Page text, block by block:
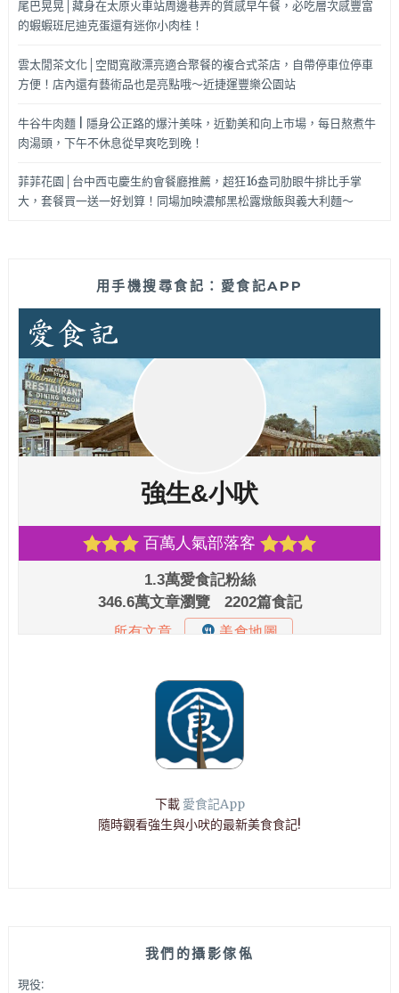
尾巴晃晃│藏身在太原火車站周邊巷弄的質感早午餐，必吃層次感豐富
的蝦蝦班尼迪克蛋還有迷你小肉桂！
雲太閒茶文化│空間寬敞漂亮適合聚餐的複合式茶店，自帶停車位停車
方便！店內還有藝術品也是亮點哦～近捷運豐樂公園站
牛谷牛肉麵 | 隱身公正路的爆汁美味，近勤美和向上市場，每日熬煮牛
肉湯頭，下午不休息從早爽吃到晚！
菲菲花園│台中西屯慶生約會餐廳推薦，超狂16盎司肋眼牛排比手掌
大，套餐買一送一好划算！同場加映濃郁黑松露燉飯與義大利麵～
用手機搜尋食記：愛食記APP
下載 愛食記App
隨時觀看強生與小吠的最新美食食記!
我們的攝影傢俬
現役: